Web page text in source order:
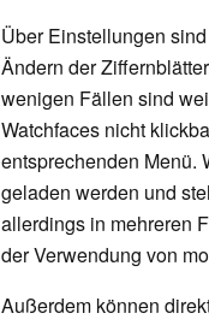
Über Einstellungen
Ändern der
wenigen Fällen sind
Watchfaces nicht
entsprechenden Menü.
geladen werden und
allerdings in mehreren
der Verwendung von
Außerdem können